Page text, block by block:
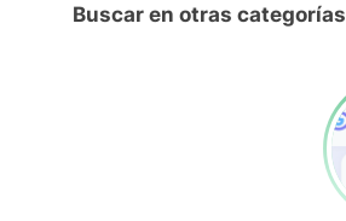
Buscar en otras categorías